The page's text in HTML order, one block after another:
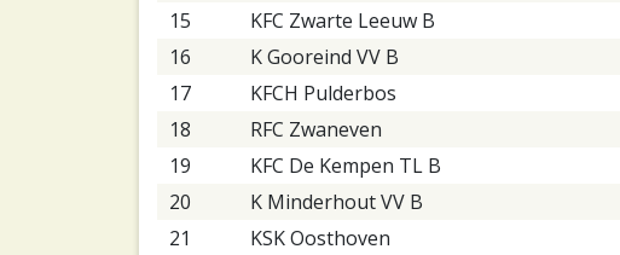
15
KFC Zwarte Leeuw B
16
K Gooreind VV B
17
KFCH Pulderbos
18
RFC Zwaneven
19
KFC De Kempen TL B
20
K Minderhout VV B
21
KSK Oosthoven